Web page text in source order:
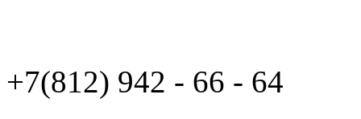
+7(812) 942 - 66 - 64